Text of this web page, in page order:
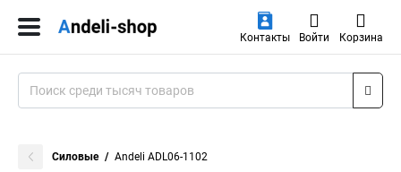
Контакты Войти Корзина
Силовые Andeli ADL06-1102